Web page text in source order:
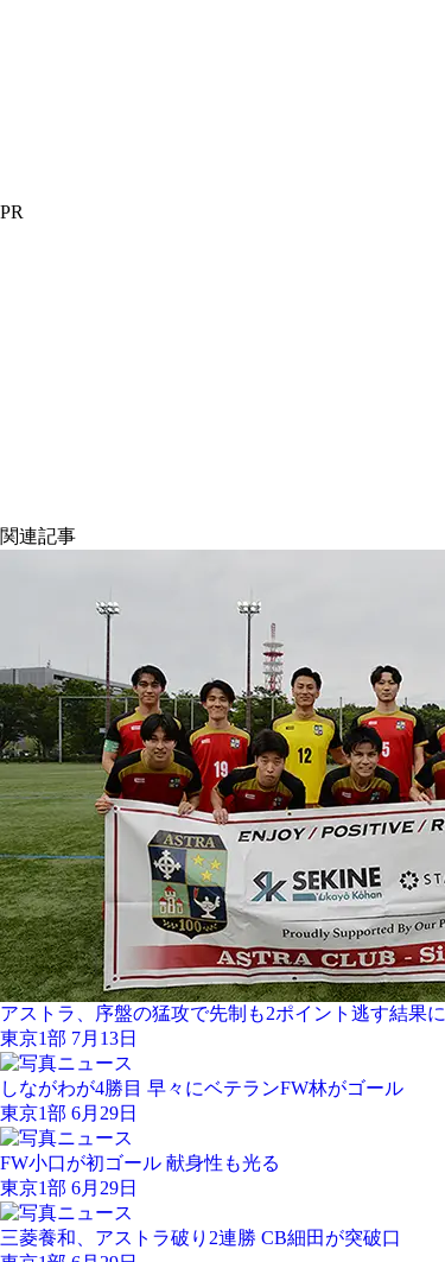
PR
関連記事
アストラ、序盤の猛攻で先制も2ポイント逃す結果に
東京1部 7月13日
しながわが4勝目 早々にベテランFW林がゴール
東京1部 6月29日
FW小口が初ゴール 献身性も光る
東京1部 6月29日
三菱養和、アストラ破り2連勝 CB細田が突破口